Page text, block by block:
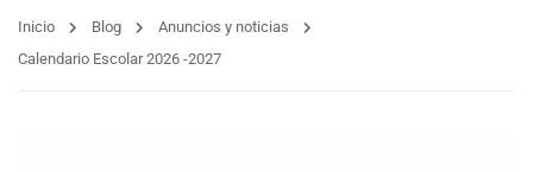
Inicio Blog
Anuncios y noticias
Calendario Escolar 2026 -2027